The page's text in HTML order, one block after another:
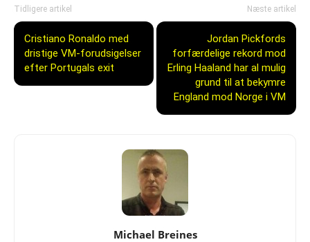
Tidligere artikel
Cristiano Ronaldo med
dristige VM-forudsigelser
efter Portugals exit
Næste artikel
Jordan Pickfords
forfærdelige rekord mod
Erling Haaland har al mulig
grund til at bekymre
England mod Norge i VM
Michael Breines